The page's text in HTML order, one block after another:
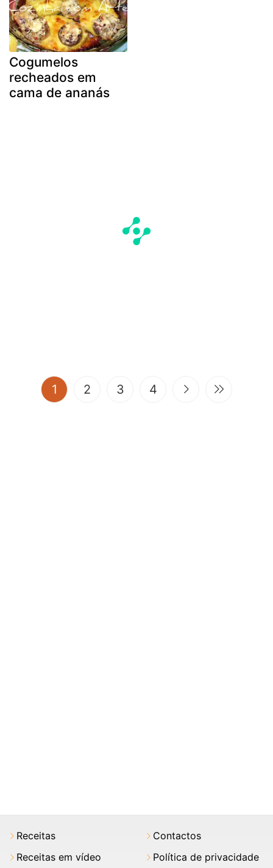
Cogumelos
recheados em
cama de ananás
1 (current)
2 3 4
Receitas
Receitas em vídeo
Contactos
Política de privacidade